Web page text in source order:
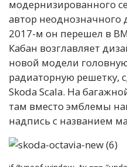
модернизированного
автор неоднозначного
2017-м он перешел в
Кабан возглавляет
новой модели
радиаторную решетку,
Skoda Scala. На
там вместо эмблемы
надпись с названием